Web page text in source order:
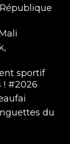
sportif
! #2026
du